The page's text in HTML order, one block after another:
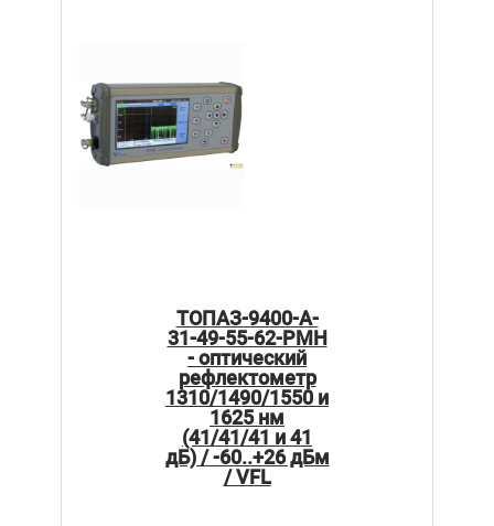
ТОПАЗ-9400-A-
31-49-55-62-PMH
- оптический
рефлектометр
1310/1490/1550 и
1625 нм
(41/41/41 и 41
дБ) / -60..+26 дБм
/ VFL